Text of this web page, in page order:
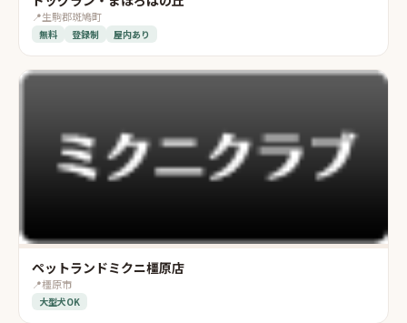
📍生駒郡斑鳩町
無料 登録制 屋内あり
ペットランドミクニ橿原店
📍橿原市
大型犬OK